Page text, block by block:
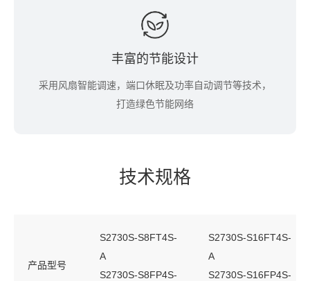
丰富的节能设计
采用风扇智能调速，端口休眠及功率自动调节等技术，
打造绿色节能网络
技术规格
产品型号
S2730S-S8FT4S-
A
S2730S-S8FP4S-
S2730S-S16FT4S-
A
S2730S-S16FP4S-